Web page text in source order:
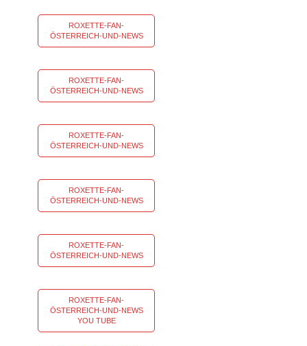
ROXETTE-FAN-
ÖSTERREICH-UND-NEWS
ROXETTE-FAN-
ÖSTERREICH-UND-NEWS
ROXETTE-FAN-
ÖSTERREICH-UND-NEWS
ROXETTE-FAN-
ÖSTERREICH-UND-NEWS
ROXETTE-FAN-
ÖSTERREICH-UND-NEWS
ROXETTE-FAN-
ÖSTERREICH-UND-NEWS
YOU TUBE